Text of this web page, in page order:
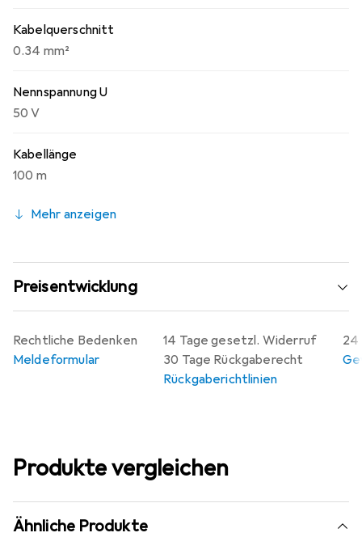
Kabelquerschnitt
0.34 mm²
Nennspannung U
50 V
Kabellänge
100 m
Mehr anzeigen
Preisentwicklung
14 Tage gesetzl. Widerruf
30 Tage Rückgaberecht
Rückgaberichtlinien
24
Rechtliche Bedenken
Meldeformular
Produkte vergleichen
Ähnliche Produkte